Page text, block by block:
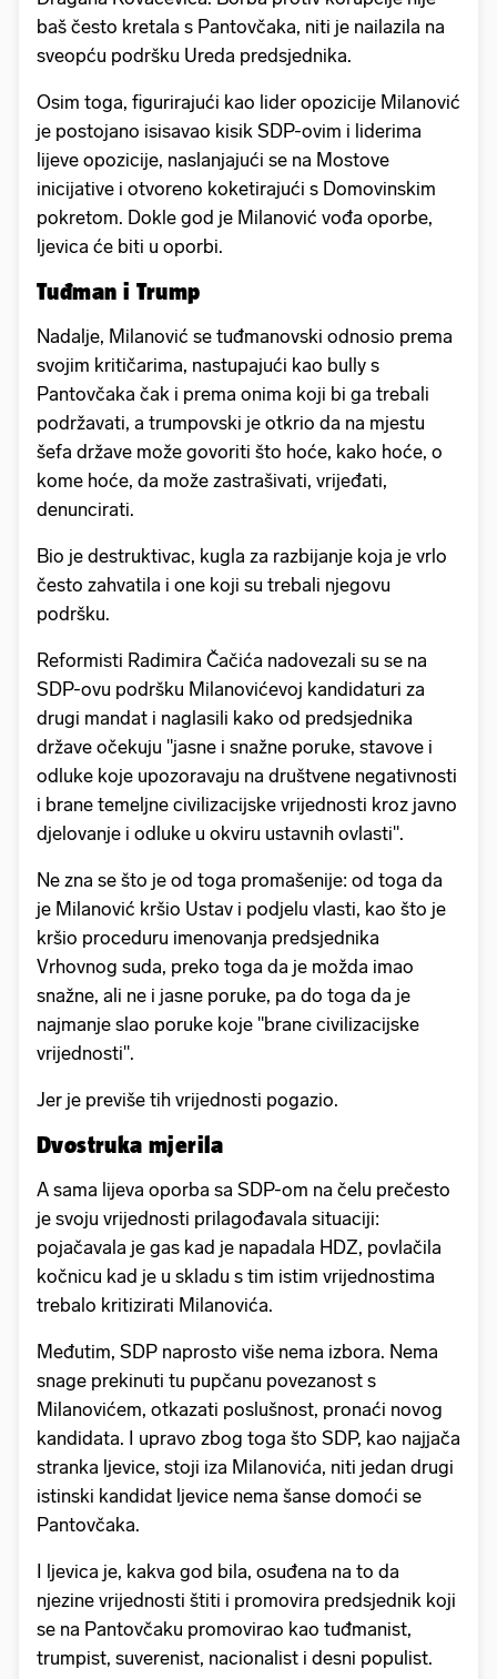
baš često kretala s Pantovčaka, niti je nailazila na
sveopću podršku Ureda predsjednika.
Osim toga, figurirajući kao lider opozicije Milanović
je postojano isisavao kisik SDP-ovim i liderima
lijeve opozicije, naslanjajući se na Mostove
inicijative i otvoreno koketirajući s Domovinskim
pokretom. Dokle god je Milanović vođa oporbe,
ljevica će biti u oporbi.
Tuđman i Trump
Nadalje, Milanović se tuđmanovski odnosio prema
svojim kritičarima, nastupajući kao bully s
Pantovčaka čak i prema onima koji bi ga trebali
podržavati, a trumpovski je otkrio da na mjestu
šefa države može govoriti što hoće, kako hoće, o
kome hoće, da može zastrašivati, vrijeđati,
denuncirati.
Bio je destruktivac, kugla za razbijanje koja je vrlo
često zahvatila i one koji su trebali njegovu
podršku.
Reformisti Radimira Čačića nadovezali su se na
SDP-ovu podršku Milanovićevoj kandidaturi za
drugi mandat i naglasili kako od predsjednika
države očekuju "jasne i snažne poruke, stavove i
odluke koje upozoravaju na društvene negativnosti
i brane temeljne civilizacijske vrijednosti kroz javno
djelovanje i odluke u okviru ustavnih ovlasti".
Ne zna se što je od toga promašenije: od toga da
je Milanović kršio Ustav i podjelu vlasti, kao što je
kršio proceduru imenovanja predsjednika
Vrhovnog suda, preko toga da je možda imao
snažne, ali ne i jasne poruke, pa do toga da je
najmanje slao poruke koje "brane civilizacijske
vrijednosti".
Jer je previše tih vrijednosti pogazio.
Dvostruka mjerila
A sama lijeva oporba sa SDP-om na čelu prečesto
je svoju vrijednosti prilagođavala situaciji:
pojačavala je gas kad je napadala HDZ, povlačila
kočnicu kad je u skladu s tim istim vrijednostima
trebalo kritizirati Milanovića.
Međutim, SDP naprosto više nema izbora. Nema
snage prekinuti tu pupčanu povezanost s
Milanovićem, otkazati poslušnost, pronaći novog
kandidata. I upravo zbog toga što SDP, kao najjača
stranka ljevice, stoji iza Milanovića, niti jedan drugi
istinski kandidat ljevice nema šanse domoći se
Pantovčaka.
I ljevica je, kakva god bila, osuđena na to da
njezine vrijednosti štiti i promovira predsjednik koji
se na Pantovčaku promovirao kao tuđmanist,
trumpist, suverenist, nacionalist i desni populist.